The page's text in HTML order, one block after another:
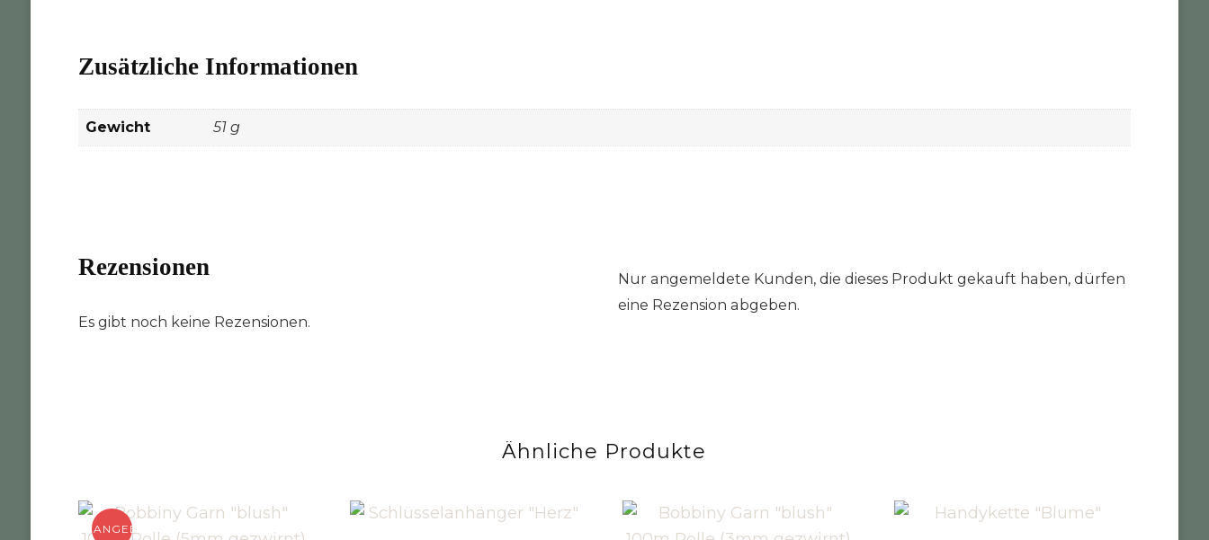
Zusätzliche Informationen
Gewicht 51 g
Rezensionen
Es gibt noch keine Rezensionen.
Nur angemeldete Kunden, die dieses Produkt gekauft haben, dürfen
eine Rezension abgeben.
Ähnliche Produkte
ANGEBOT!